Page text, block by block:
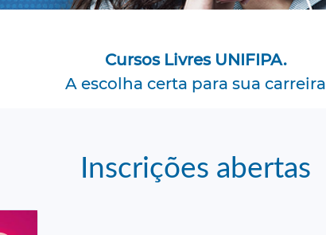
Cursos Livres UNIFIPA.
A escolha certa para sua carreira
Inscrições abertas